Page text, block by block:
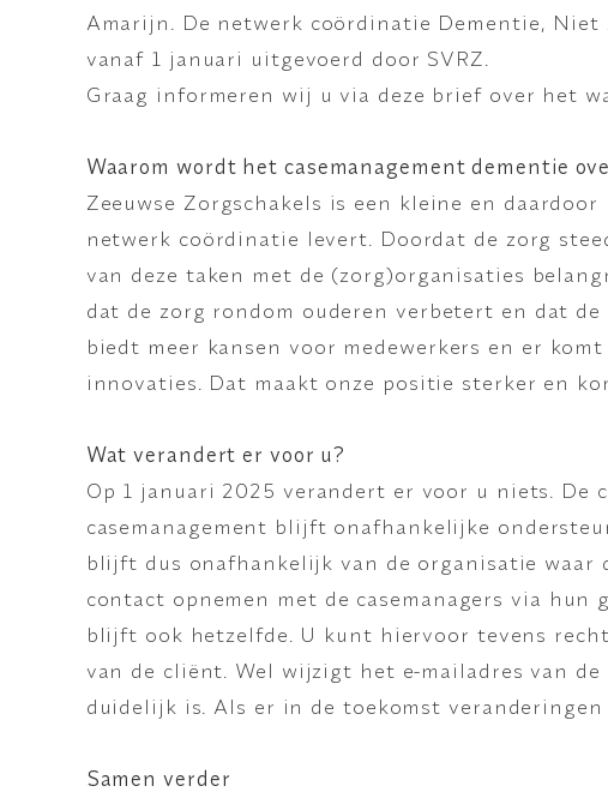
Amarijn. De netwerk coördinatie Dementie,
vanaf 1 januari uitgevoerd door SVRZ.
Graag informeren wij u via deze brief over het
Waarom wordt het casemanagement dementie
Zeeuwse Zorgschakels is een kleine en
netwerk coördinatie levert. Doordat de zorg
van deze taken met de (zorg)organisaties
dat de zorg rondom ouderen verbetert en dat
biedt meer kansen voor medewerkers en er
innovaties. Dat maakt onze positie sterker en
Wat verandert er voor u?
Op 1 januari 2025 verandert er voor u niets.
casemanagement blijft onafhankelijke
blijft dus onafhankelijk van de organisatie waar
contact opnemen met de casemanagers via
blijft ook hetzelfde. U kunt hiervoor tevens
van de cliënt. Wel wijzigt het e-mailadres van
duidelijk is. Als er in de toekomst
Samen verder